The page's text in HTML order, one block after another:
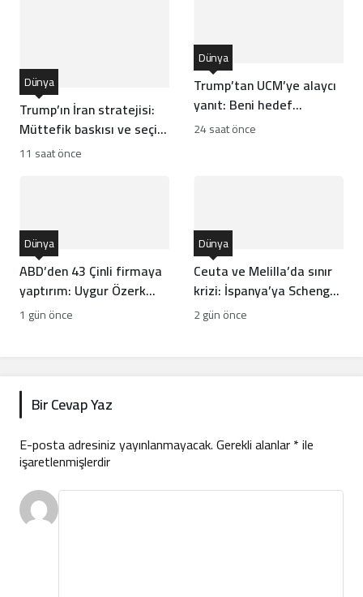
Trump’ın İran stratejisi:
Müttefik baskısı ve seçim
hesapları arasında
Dünya
11 saat önce
Trump’tan UCM’ye alaycı
yanıt: Beni hedef
aldıklarını sanmam
Dünya
24 saat önce
ABD’den 43 Çinli firmaya
yaptırım: Uygur Özerk
Bölgesi kriz çıkardı
Dünya
1 gün önce
Ceuta ve Melilla’da sınır
krizi: İspanya’ya Schengen
resti
Dünya
2 gün önce
Bir Cevap Yaz
E-posta adresiniz yayınlanmayacak.Gerekli alanlar*ile
işaretlenmişlerdir